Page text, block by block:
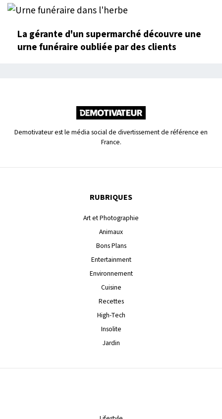
La gérante d'un supermarché découvre une
urne funéraire oubliée par des clients
Demotivateur est le média social de divertissement de référence en
France.
RUBRIQUES
Art et Photographie
Animaux
Bons Plans
Entertainment
Environnement
Cuisine
Recettes
High-Tech
Insolite
Jardin